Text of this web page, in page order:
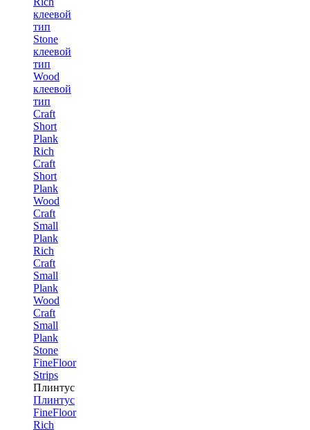
клеевой
тип
Stone
клеевой
тип
Wood
клеевой
тип
Craft
Short
Plank
Rich
Craft
Short
Plank
Wood
Craft
Small
Plank
Rich
Craft
Small
Plank
Wood
Craft
Small
Plank
Stone
FineFloor
Strips
Плинтус
Плинтус
FineFloor
Rich